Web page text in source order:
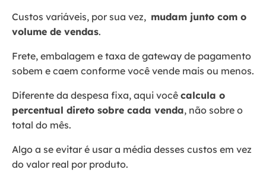
Custos variáveis, por sua vez, mudam junto com o
volume de vendas.
Frete, embalagem e taxa de gateway de pagamento
sobem e caem conforme você vende mais ou menos.
Diferente da despesa fixa, aqui você calcula o
percentual direto sobre cada venda, não sobre o
total do mês.
Algo a se evitar é usar a média desses custos em vez
do valor real por produto.